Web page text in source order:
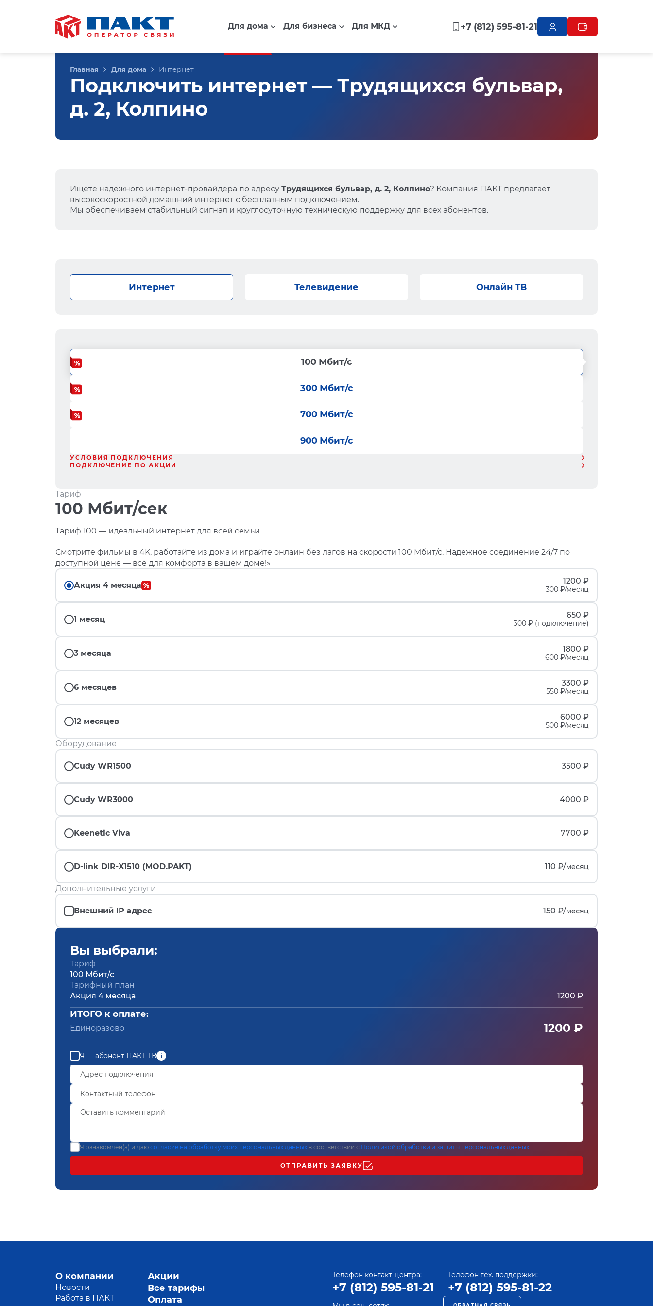
Для дома Для бизнеса Для МКД +7 (812) 595-81-21
Главная Для дома Интернет
Подключить интернет — Трудящихся бульвар,
д. 2, Колпино
Ищете надежного интернет-провайдера по адресу Трудящихся бульвар, д. 2, Колпино? Компания ПАКТ предлагает
высокоскоростной домашний интернет с бесплатным подключением.
Мы обеспечиваем стабильный сигнал и круглосуточную техническую поддержку для всех абонентов.
Интернет Телевидение Онлайн ТВ
100 Мбит/с
300 Мбит/с
700 Мбит/с
900 Мбит/с
УСЛОВИЯ ПОДКЛЮЧЕНИЯ
ПОДКЛЮЧЕНИЕ ПО АКЦИИ
Тариф
100 Мбит/сек
Тариф 100 — идеальный интернет для всей семьи.
Смотрите фильмы в 4K, работайте из дома и играйте онлайн без лагов на скорости 100 Мбит/с. Надежное соединение 24/7 по
доступной цене — всё для комфорта в вашем доме!»
Акция 4 месяца 1200 ₽
300 ₽/месяц
1 месяц 650 ₽
300 ₽ (подключение)
3 месяца 1800 ₽
600 ₽/месяц
6 месяцев 3300 ₽
550 ₽/месяц
12 месяцев 6000 ₽
500 ₽/месяц
Оборудование
Cudy WR1500 3500 ₽
Cudy WR3000 4000 ₽
Keenetic Viva 7700 ₽
D-link DIR-X1510 (MOD.PAKT) 110 ₽/месяц
Дополнительные услуги
Внешний IP адрес 150 ₽/месяц
Вы выбрали:
Тариф
100 Мбит/с
Тарифный план
Акция 4 месяца
1200 ₽
ИТОГО к оплате:
Единоразово 1200 ₽
Я — абонент ПАКТ ТВ
Я ознакомлен(а) и даю согласие на обработку моих персональных данных в соответствии с Политикой обработки и защиты персональных данных
ОТПРАВИТЬ ЗАЯВКУ
О компании
Новости
Работа в ПАКТ
Акции
Все тарифы
Оплата
Телефон контакт-центра:
+7 (812) 595-81-21
Телефон тех. поддержки:
+7 (812) 595-81-22